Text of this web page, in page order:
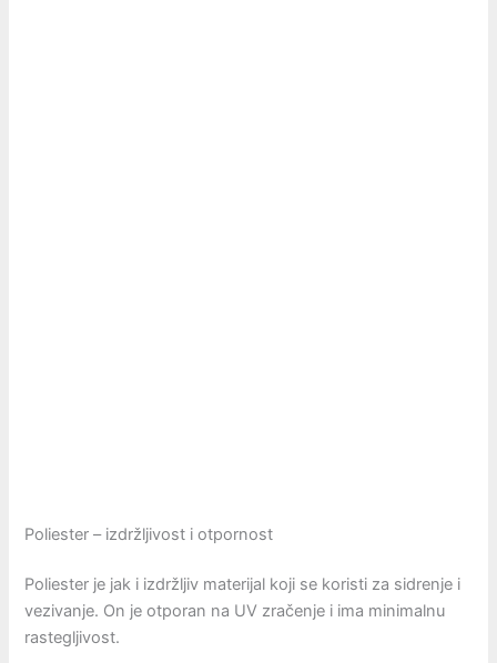
Poliester – izdržljivost i otpornost
Poliester je jak i izdržljiv materijal koji se koristi za sidrenje i
vezivanje. On je otporan na UV zračenje i ima minimalnu
rastegljivost.